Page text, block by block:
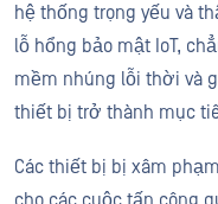
hệ thống trọng yếu và
lỗ hổng bảo mật IoT,
mềm nhúng lỗi thời và
thiết bị trở thành mục
Các thiết bị bị xâm